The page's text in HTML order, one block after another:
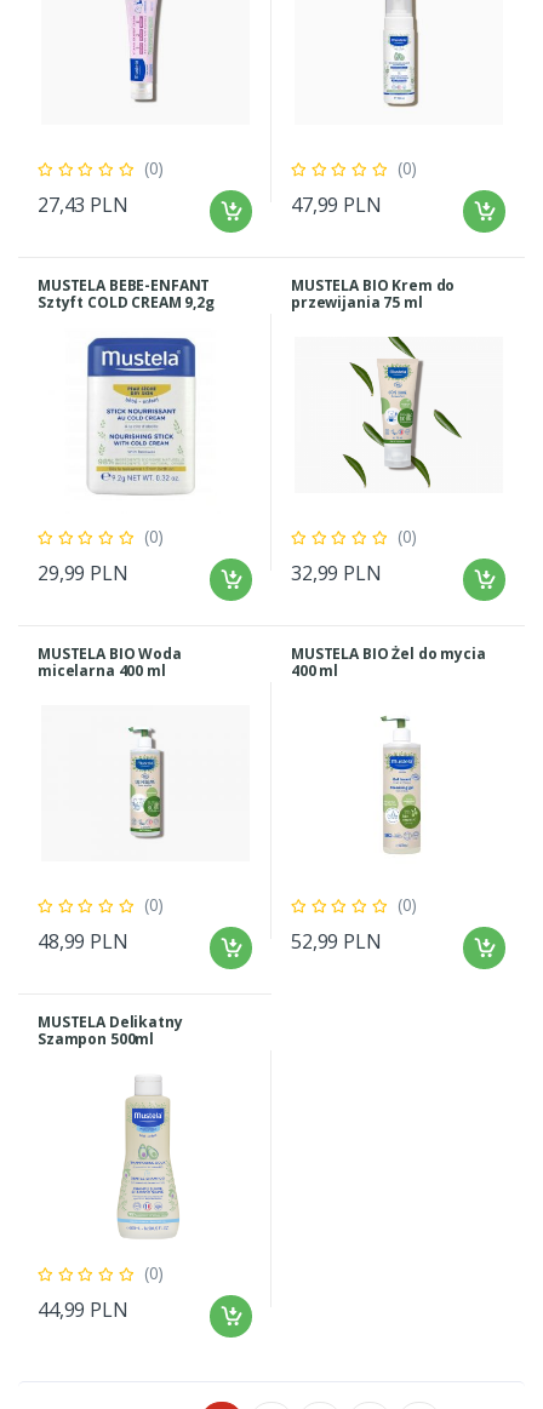
(0)
27,43 PLN
(0)
47,99 PLN
MUSTELA BEBE-ENFANT
Sztyft COLD CREAM 9,2g
(0)
29,99 PLN
MUSTELA BIO Krem do
przewijania 75 ml
(0)
32,99 PLN
MUSTELA BIO Woda
micelarna 400 ml
(0)
48,99 PLN
MUSTELA BIO Żel do mycia
400 ml
(0)
52,99 PLN
MUSTELA Delikatny
Szampon 500ml
(0)
44,99 PLN